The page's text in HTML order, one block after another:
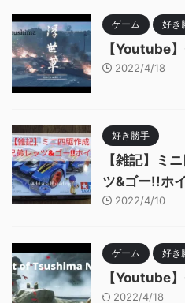
ゲーム 好き
【Youtube
2022/4/18
好き勝手
【雑記】ミ
ツ&ゴー!!ホ
2022/4/10
ゲーム 好き
【Youtube
2022/4/18